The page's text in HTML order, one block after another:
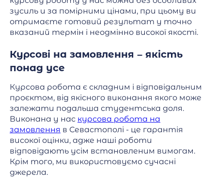
зусиль и за помірними цінами, при цьому ви
отримаєте готовий результат у точно
вказаний термін і неодмінно високої якості.
Курсові на замовлення – якість
понад усе
Курсова робота є складним і відповідальним
проєктом, від якісного виконання якого може
залежати подальша студентська доля.
Виконана у нас курсова робота на
замовлення в Севастополі - це гарантія
високої оцінки, адже наші роботи
відповідають усім встановленим вимогам.
Крім того, ми використовуємо сучасні
джерела.